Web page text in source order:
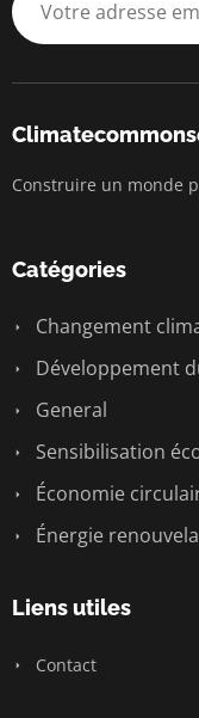
Construire un monde
Catégories
Changement
Développement
General
Sensibilisation
Économie
Énergie
Liens utiles
Contact